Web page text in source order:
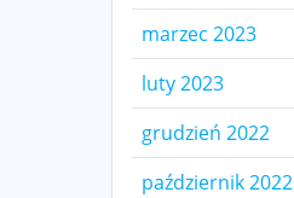
marzec 2023
luty 2023
grudzień 2022
październik 2022